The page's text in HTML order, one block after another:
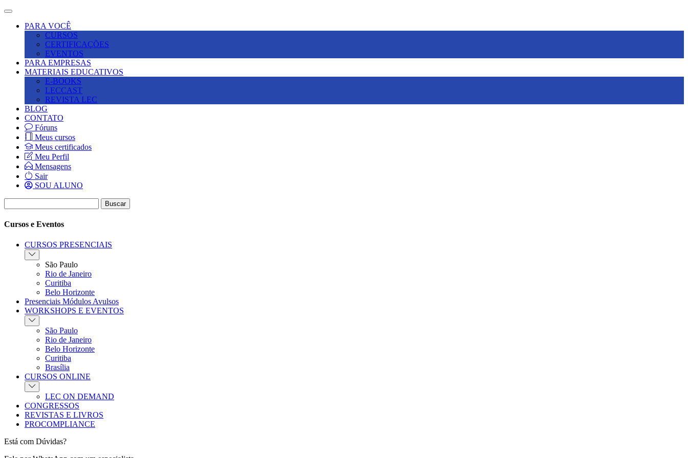
Abrir
navegaçãoPARA VOCÊ
CURSOS
CERTIFICAÇÕES
EVENTOS
PARA EMPRESAS
MATERIAIS EDUCATIVOS
E-BOOKS
LECCAST
REVISTA LEC
BLOG
CONTATO
Fóruns
Meus cursos
Meus certificados
Meu Perfil
Mensagens
Sair
SOU ALUNO
Cursos e Eventos
CURSOS PRESENCIAIS
São Paulo
Rio de Janeiro
Curitiba
Belo Horizonte
Presenciais Módulos Avulsos
WORKSHOPS E EVENTOS
São Paulo
Rio de Janeiro
Belo Horizonte
Curitiba
Brasília
CURSOS ONLINE
LEC ON DEMAND
CONGRESSOS
REVISTAS E LIVROS
PROCOMPLIANCE
Está com Dúvidas?